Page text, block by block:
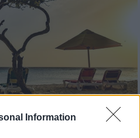
Information